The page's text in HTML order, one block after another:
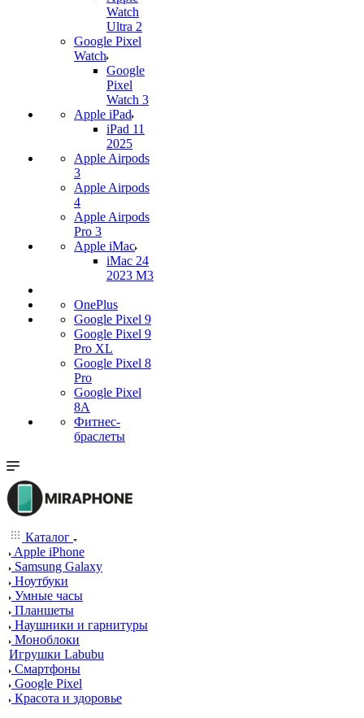
Watch
Ultra 2
Google Pixel
Watch
Google
Pixel
Watch 3
Apple iPad
iPad 11
2025
Apple Airpods
3
Apple Airpods
4
Apple Airpods
Pro 3
Apple iMac
iMac 24
2023 M3
OnePlus
Google Pixel 9
Google Pixel 9
Pro XL
Google Pixel 8
Pro
Google Pixel
8A
Фитнес-
браслеты
Каталог
Apple iPhone
Samsung Galaxy
Ноутбуки
Умные часы
Планшеты
Наушники и гарнитуры
Моноблоки
Игрушки Labubu
Смартфоны
Google Pixel
Красота и здоровье